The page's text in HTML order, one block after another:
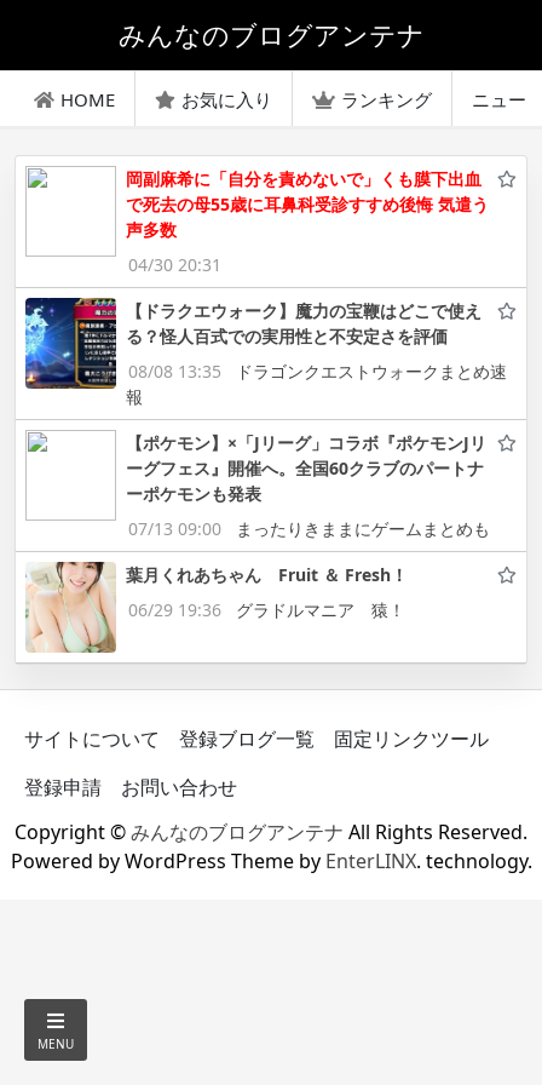
みんなのブログアンテナ
HOME お気に入り ランキング ニュー
岡副麻希に「自分を責めないで」くも膜下出血
で死去の母55歳に耳鼻科受診すすめ後悔 気遣う
声多数
04/30 20:31
【ドラクエウォーク】魔力の宝鞭はどこで使え
る？怪人百式での実用性と不安定さを評価
08/08 13:35
ドラゴンクエストウォークまとめ速
報
【ポケモン】×「Jリーグ」コラボ『ポケモンJリ
ーグフェス』開催へ。全国60クラブのパートナ
ーポケモンも発表
07/13 09:00
まったりきままにゲームまとめも
葉月くれあちゃん Fruit ＆ Fresh！
06/29 19:36
グラドルマニア 猿！
サイトについて 登録ブログ一覧
固定リンクツール
登録申請
お問い合わせ
Copyright ©みんなのブログアンテナ All Rights Reserved.
Powered by WordPress Theme by EnterLINX. technology.
MENU